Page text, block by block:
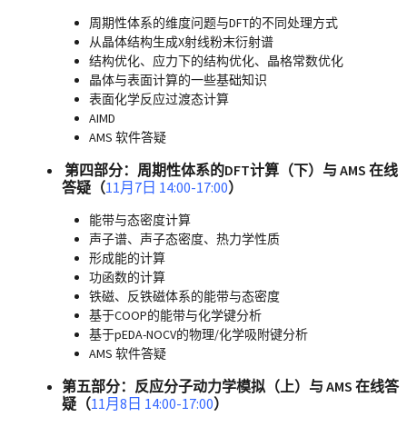
周期性体系的维度问题与DFT的不同处理方式
从晶体结构生成X射线粉末衍射谱
结构优化、应力下的结构优化、晶格常数优化
晶体与表面计算的一些基础知识
表面化学反应过渡态计算
AIMD
AMS 软件答疑
第四部分：周期性体系的DFT计算（下）与 AMS 在线
答疑（11月7日 14:00-17:00）
能带与态密度计算
声子谱、声子态密度、热力学性质
形成能的计算
功函数的计算
铁磁、反铁磁体系的能带与态密度
基于COOP的能带与化学键分析
基于pEDA-NOCV的物理/化学吸附键分析
AMS 软件答疑
第五部分：反应分子动力学模拟（上）与 AMS 在线答
疑（11月8日 14:00-17:00）